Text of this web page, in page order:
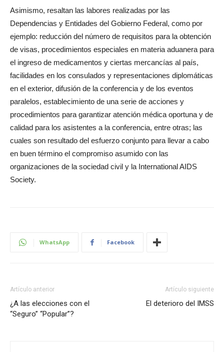
Asimismo, resaltan las labores realizadas por las
Dependencias y Entidades del Gobierno Federal, como por
ejemplo: reducción del número de requisitos para la obtención
de visas, procedimientos especiales en materia aduanera para
el ingreso de medicamentos y ciertas mercancías al país,
facilidades en los consulados y representaciones diplomáticas
en el exterior, difusión de la conferencia y de los eventos
paralelos, establecimiento de una serie de acciones y
procedimientos para garantizar atención médica oportuna y de
calidad para los asistentes a la conferencia, entre otras; las
cuales son resultado del esfuerzo conjunto para llevar a cabo
en buen término el compromiso asumido con las
organizaciones de la sociedad civil y la International AIDS
Society.
WhatsApp Facebook
Artículo anterior
¿A las elecciones con el
“Seguro” “Popular”?
Artículo siguiente
El deterioro del IMSS